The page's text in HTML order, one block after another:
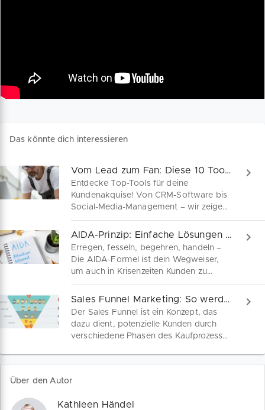
Das könnte dich interessieren
Vom Lead zum Fan: Diese 10 Tools machen's möglich!
Entdecke Top-Tools für deine
Kundenakquise! Von CRM-Software bis
Social-Media-Management – wir zeigen
dir, wie du mit den richtigen Helfern
Leads generierst, Beziehungen stärkst
und dein Unternehmen voranbringst.
AIDA-Prinzip: Einfache Lösungen in schwierigen Zeiten!
Erregen, fesseln, begehren, handeln –
Die AIDA-Formel ist dein Wegweiser,
um auch in Krisenzeiten Kunden zu
gewinnen! Erfahre hier, wie AIDA dir
dabei hilft, Vertrauen zu bauen und
zögerliche Kunden in überzeugte
Fürsprecher zu verwandeln.
Sales Funnel Marketing: So werden Leads zu Neukunden
Der Sales Funnel ist ein Konzept, das
dazu dient, potenzielle Kunden durch
verschiedene Phasen des Kaufprozesses
erhöhst.
Über den Autor
Kathleen Händel